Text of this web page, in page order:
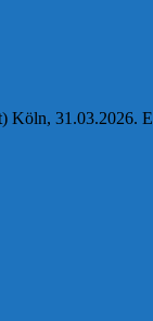
31.03.2026.